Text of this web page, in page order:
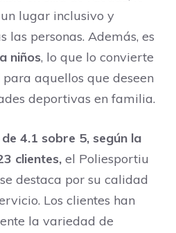
lugar inclusivo y
las personas. Además, es
niños, lo que lo convierte
aquellos que deseen
deportivas en familia.
4.1 sobre 5, según la
clientes, el Poliesportiu
destaca por su calidad
Los clientes han
la variedad de